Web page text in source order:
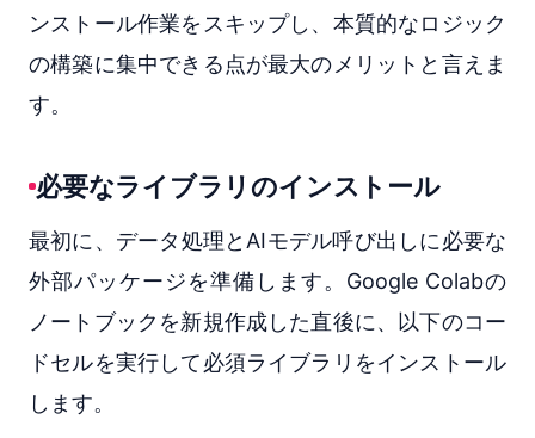
ンストール作業をスキップし、本質的なロジック
の構築に集中できる点が最大のメリットと言えま
す。
必要なライブラリのインストール
最初に、データ処理とAIモデル呼び出しに必要な
外部パッケージを準備します。Google Colabの
ノートブックを新規作成した直後に、以下のコー
ドセルを実行して必須ライブラリをインストール
します。